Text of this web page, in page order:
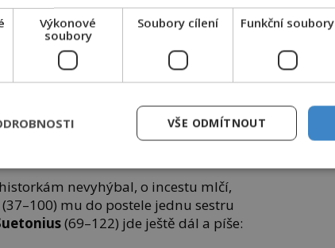
rezidenceonline.cz
nevyhýbal, o incestu mlčí,
(37–100) mu do postele jednu sestru
(69–122) jde ještě dál a píše:
Výkonové
soubory
Soubory cílení Funkční soubory
VŠE ODMÍTNOUT